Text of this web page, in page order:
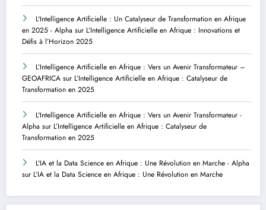
L'Intelligence Artificielle : Un Catalyseur de Transformation en Afrique
en 2025 - Alpha sur L’Intelligence Artificielle en Afrique : Innovations et
Défis à l’Horizon 2025
L’Intelligence Artificielle en Afrique : Vers un Avenir Transformateur –
GEOAFRICA sur L’Intelligence Artificielle en Afrique : Catalyseur de
Transformation en 2025
L'Intelligence Artificielle en Afrique : Vers un Avenir Transformateur -
Alpha sur L’Intelligence Artificielle en Afrique : Catalyseur de
Transformation en 2025
L'IA et la Data Science en Afrique : Une Révolution en Marche - Alpha
sur L’IA et la Data Science en Afrique : Une Révolution en Marche